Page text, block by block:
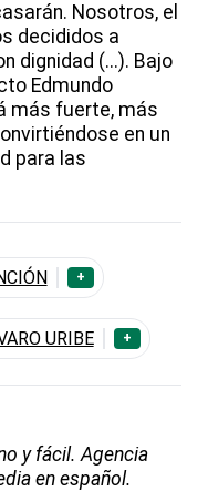
Nosotros, el
decididos a
dignidad (...). Bajo
Edmundo
más fuerte, más
en un
para las
+
URIBE +
y fácil. Agencia
en español.